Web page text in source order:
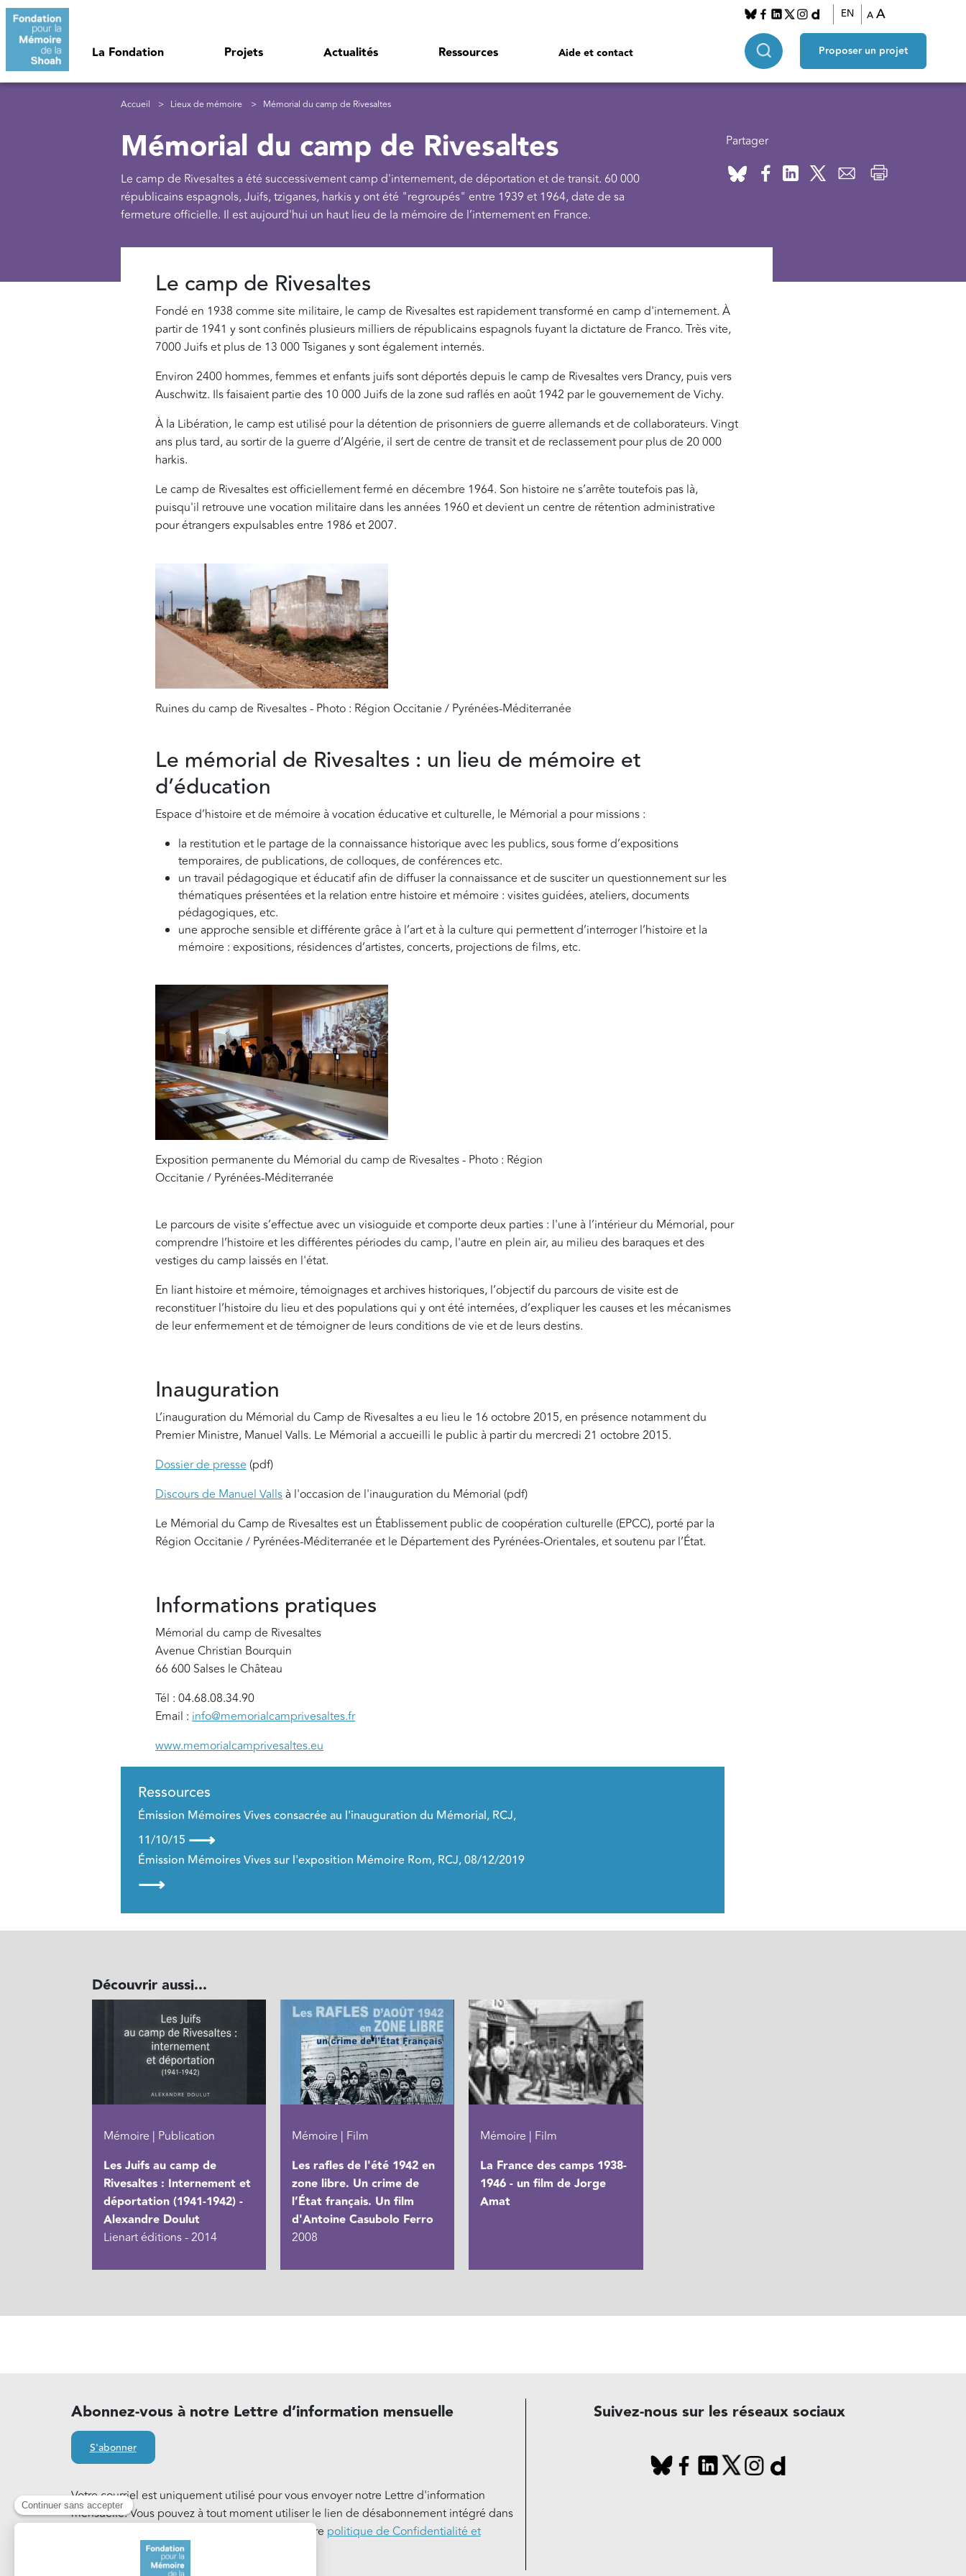
Aller au contenu principal
La Fondation Projets Actualités Ressources Aide et contact
EN A A
Proposer un projet
Fil d'Ariane
Accueil Lieux de mémoire Mémorial du camp de Rivesaltes
Mémorial du camp de Rivesaltes
Le camp de Rivesaltes a été successivement camp d'internement, de déportation et de transit. 60 000
républicains espagnols, Juifs, tziganes, harkis y ont été "regroupés" entre 1939 et 1964, date de sa
fermeture officielle. Il est aujourd'hui un haut lieu de la mémoire de l’internement en France.
Partager
Le camp de Rivesaltes
Fondé en 1938 comme site militaire, le camp de Rivesaltes est rapidement transformé en camp d'internement. À
partir de 1941 y sont confinés plusieurs milliers de républicains espagnols fuyant la dictature de Franco. Très vite,
7000 Juifs et plus de 13 000 Tsiganes y sont également internés.
Environ 2400 hommes, femmes et enfants juifs sont déportés depuis le camp de Rivesaltes vers Drancy, puis vers
Auschwitz. Ils faisaient partie des 10 000 Juifs de la zone sud raflés en août 1942 par le gouvernement de Vichy.
À la Libération, le camp est utilisé pour la détention de prisonniers de guerre allemands et de collaborateurs. Vingt
ans plus tard, au sortir de la guerre d’Algérie, il sert de centre de transit et de reclassement pour plus de 20 000
harkis.
Le camp de Rivesaltes est officiellement fermé en décembre 1964. Son histoire ne s’arrête toutefois pas là,
puisqu'il retrouve une vocation militaire dans les années 1960 et devient un centre de rétention administrative
pour étrangers expulsables entre 1986 et 2007.
Ruines du camp de Rivesaltes - Photo : Région Occitanie / Pyrénées-Méditerranée
Le mémorial de Rivesaltes : un lieu de mémoire et
d’éducation
Espace d’histoire et de mémoire à vocation éducative et culturelle, le Mémorial a pour missions :
la restitution et le partage de la connaissance historique avec les publics, sous forme d’expositions
temporaires, de publications, de colloques, de conférences etc.
un travail pédagogique et éducatif afin de diffuser la connaissance et de susciter un questionnement sur les
thématiques présentées et la relation entre histoire et mémoire : visites guidées, ateliers, documents
pédagogiques, etc.
une approche sensible et différente grâce à l’art et à la culture qui permettent d’interroger l’histoire et la
mémoire : expositions, résidences d’artistes, concerts, projections de films, etc.
Exposition permanente du Mémorial du camp de Rivesaltes - Photo : Région
Occitanie / Pyrénées-Méditerranée
Le parcours de visite s’effectue avec un visioguide et comporte deux parties : l'une à l’intérieur du Mémorial, pour
comprendre l’histoire et les différentes périodes du camp, l'autre en plein air, au milieu des baraques et des
vestiges du camp laissés en l'état.
En liant histoire et mémoire, témoignages et archives historiques, l’objectif du parcours de visite est de
reconstituer l’histoire du lieu et des populations qui y ont été internées, d’expliquer les causes et les mécanismes
de leur enfermement et de témoigner de leurs conditions de vie et de leurs destins.
Inauguration
L’inauguration du Mémorial du Camp de Rivesaltes a eu lieu le 16 octobre 2015, en présence notamment du
Premier Ministre, Manuel Valls. Le Mémorial a accueilli le public à partir du mercredi 21 octobre 2015.
Dossier de presse(pdf)
Discours de Manuel Vallsà l'occasion de l'inauguration du Mémorial (pdf)
Le Mémorial du Camp de Rivesaltes est un Établissement public de coopération culturelle (EPCC), porté par la
Région Occitanie / Pyrénées-Méditerranée et le Département des Pyrénées-Orientales, et soutenu par l’État.
Informations pratiques
Mémorial du camp de Rivesaltes
Avenue Christian Bourquin
66 600 Salses le Château
Tél : 04.68.08.34.90
Email : info@memorialcamprivesaltes.fr
www.memorialcamprivesaltes.eu
Ressources
Émission Mémoires Vives consacrée au l'inauguration du Mémorial, RCJ,
11/10/15 ⟶
Émission Mémoires Vives sur l'exposition Mémoire Rom, RCJ, 08/12/2019
⟶
Découvrir aussi...
Mémoire | Publication
Les Juifs au camp de
Rivesaltes : Internement et
déportation (1941-1942) -
Alexandre Doulut
Lienart éditions - 2014
Mémoire | Film
Les rafles de l'été 1942 en
zone libre. Un crime de
l’État français. Un film
d'Antoine Casubolo Ferro
2008
Mémoire | Film
La France des camps 1938-
1946 - un film de Jorge
Amat
Abonnez-vous à notre Lettre d’information mensuelle
S'abonner
Votre courriel est uniquement utilisé pour vous envoyer notre Lettre d'information
mensuelle. Vous pouvez à tout moment utiliser le lien de désabonnement intégré dans
notre Lettre d'information. En savoir plus sur notre politique de Confidentialité et
Suivez-nous sur les réseaux sociaux